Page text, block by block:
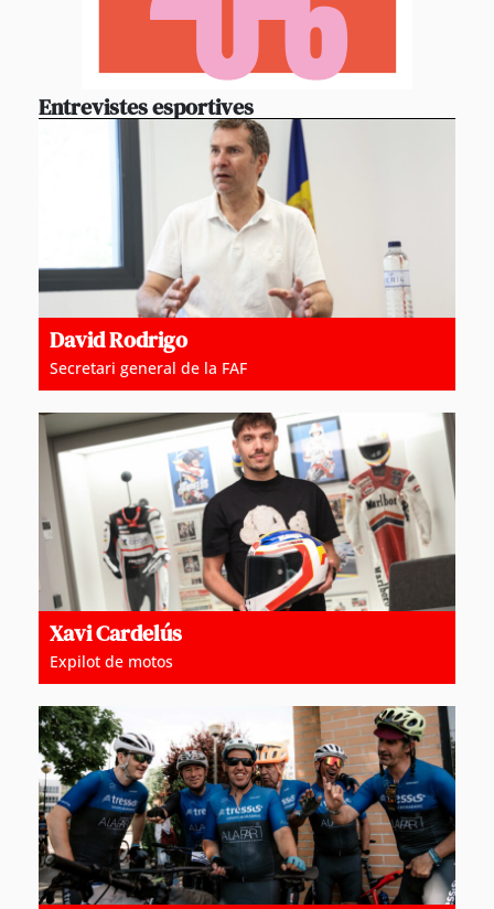
Entrevistes esportives
David Rodrigo
Secretari general de la FAF
Xavi Cardelús
Expilot de motos